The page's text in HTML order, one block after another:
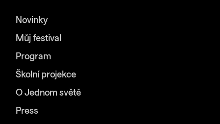
Novinky
Můj festival
Program
Školní projekce
O Jednom světě
Press